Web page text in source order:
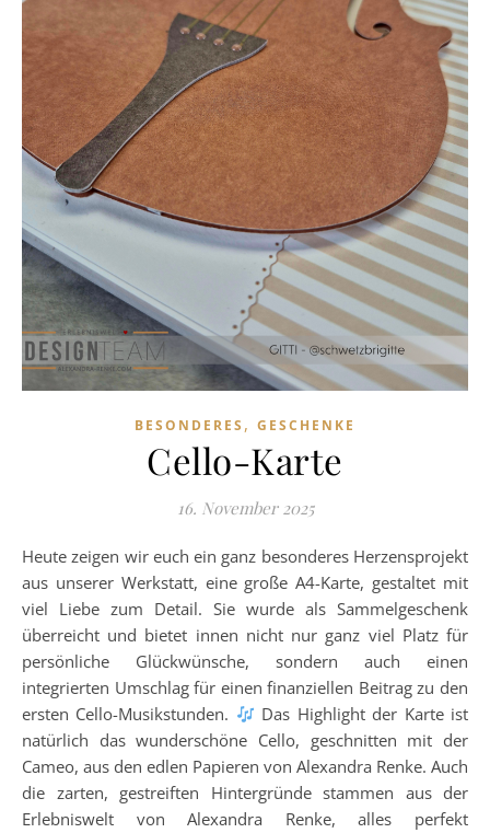
BESONDERES , GESCHENKE
Cello-Karte
16. November 2025
Heute zeigen wir euch ein ganz besonderes Herzensprojekt
aus unserer Werkstatt, eine große A4-Karte, gestaltet mit
viel Liebe zum Detail. Sie wurde als Sammelgeschenk
überreicht und bietet innen nicht nur ganz viel Platz für
persönliche Glückwünsche, sondern auch einen
integrierten Umschlag für einen finanziellen Beitrag zu den
ersten Cello-Musikstunden.
Das Highlight der Karte ist
natürlich das wunderschöne Cello, geschnitten mit der
Cameo, aus den edlen Papieren von Alexandra Renke. Auch
die zarten, gestreiften Hintergründe stammen aus der
Erlebniswelt von Alexandra Renke, alles perfekt